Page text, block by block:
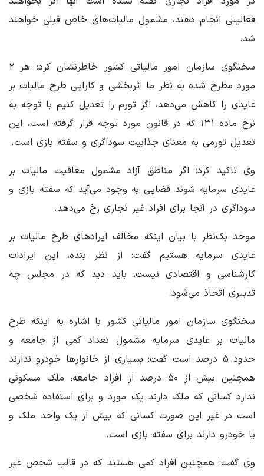
فعالیتی انجام دهند، مشمول مالیات‌های خاص قبلی خواهند
شد.
سخنگوی سازمان امور مالیاتی کشور خاطرنشان کرد: هر ۲
مورد مطرح شده به نظر ما اثربخشی و کارایی طرح مالیات بر
عایدی را کاهش می‌دهد، اگر تورم را تعدیل کنیم با توجه به
نرخ ماده ۱۳۱ که در قانون مورد توجه قرار گرفته است، این
تعدیل تورمی به معنای جذابیت سوداگری و سفته بازی است.
وی تاکید کرد: اگر مناطق آزاد مشمول معافیت مالیات بر
عایدی سرمایه شوند فضایی به وجود می‌آید که سفته بازی و
سوداگری در آنجا برای افراد غیر تجاری رخ می‌دهد.
موحد بک‌نظر با بیان اینکه مخالف ایرادهای طرح مالیات بر
عایدی سرمایه هستیم گفت: از نظر بنده، این ایرادات
کارشناسی و اقتصادی نیست، باید دید که در مجلس چه
تدبیری اتخاذ می‌شود.
سخنگوی سازمان امور مالیاتی کشور با اشاره به اینکه طرح
مالیات بر عایدی سرمایه مشمول تعداد کمی از جامعه و
حدود ۵ درصد است گفت: بسیاری از خانوارها خودرو ندارند
همچنین بیش از ۵۰ درصد از افراد جامعه، ملک مسکونی
ندارد کسانی که ملک دارند یک مورد و برای استفاده شخصی
است در غیر این صورت کسانی که بیش از یک واحد ملک و
یا خودرو دارند برای سفته بازی است.
وی گفت: همچنین افراد کمی هستند که در قالب شخص غیر